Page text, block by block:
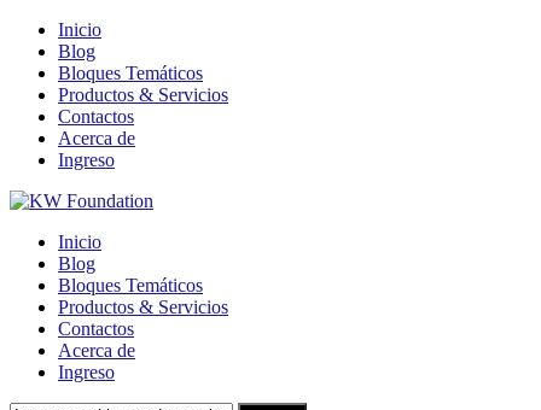
Inicio
Blog
Bloques Temáticos
Productos & Servicios
Contactos
Acerca de
Ingreso
Inicio
Blog
Bloques Temáticos
Productos & Servicios
Contactos
Acerca de
Ingreso